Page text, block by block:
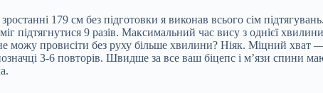
179 см без підготовки я виконав всього сім
підтягнутися 9 разів. Максимальний час вису з однієї
можу провисіти без руху більше хвилини? Ніяк. Міцний
3-6 повторів. Швидше за все ваш біцепс і м’язи спини